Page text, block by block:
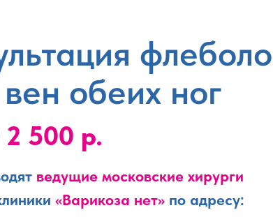
обеих ног
ведущие московские хирурги
«Варикоза нет» по адресу:
2 500 р.